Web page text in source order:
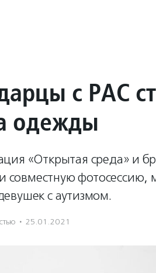
с РАС
одежды
«Открытая среда» и
совместную
с аутизмом.
· 25.01.2021